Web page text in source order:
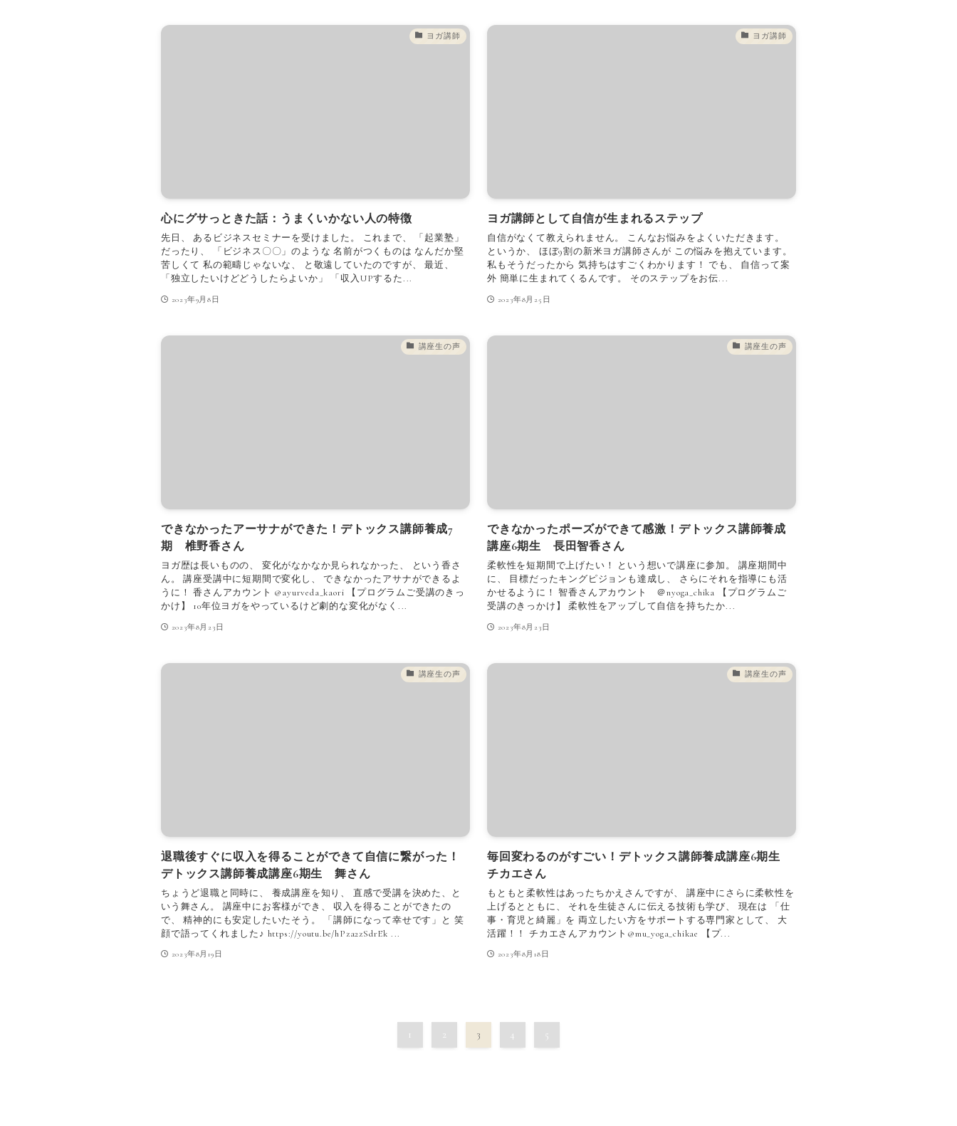
ヨガ講師
心にグサっときた話：うまくいかない人の特徴
先日、 あるビジネスセミナーを受けました。 これまで、 「起業塾」
だったり、 「ビジネス〇〇」のような 名前がつくものは なんだか堅
苦しくて 私の範疇じゃないな、 と敬遠していたのですが、 最近、
「独立したいけどどうしたらよいか」 「収入UPするた...
2023年9月8日
ヨガ講師
ヨガ講師として自信が生まれるステップ
自信がなくて教えられません。 こんなお悩みをよくいただきます。
というか、 ほぼ9割の新米ヨガ講師さんが この悩みを抱えています。
私もそうだったから 気持ちはすごくわかります！ でも、 自信って案
外 簡単に生まれてくるんです。 そのステップをお伝...
2023年8月25日
講座生の声
できなかったアーサナができた！デトックス講師養成7
期 椎野香さん
ヨガ歴は長いものの、 変化がなかなか見られなかった、 という香さ
ん。 講座受講中に短期間で変化し、 できなかったアサナができるよ
うに！ 香さんアカウント @ayurveda_kaori 【プログラムご受講のきっ
かけ】 10年位ヨガをやっているけど劇的な変化がなく...
2023年8月23日
講座生の声
できなかったポーズができて感激！デトックス講師養成
講座6期生 長田智香さん
柔軟性を短期間で上げたい！ という想いで講座に参加。 講座期間中
に、 目標だったキングピジョンも達成し、 さらにそれを指導にも活
かせるように！ 智香さんアカウント ＠nyoga_chika 【プログラムご
受講のきっかけ】 柔軟性をアップして自信を持ちたか...
2023年8月23日
講座生の声
退職後すぐに収入を得ることができて自信に繋がった！
デトックス講師養成講座6期生 舞さん
ちょうど退職と同時に、 養成講座を知り、 直感で受講を決めた、と
いう舞さん。 講座中にお客様ができ、 収入を得ることができたの
で、 精神的にも安定したいたそう。 「講師になって幸せです」と 笑
顔で語ってくれました♪ https://youtu.be/hPza2zSdrEk ...
2023年8月19日
講座生の声
毎回変わるのがすごい！デトックス講師養成講座6期生
チカエさん
もともと柔軟性はあったちかえさんですが、 講座中にさらに柔軟性を
上げるとともに、 それを生徒さんに伝える技術も学び、 現在は 「仕
事・育児と綺麗」を 両立したい方をサポートする専門家として、 大
活躍！！ チカエさんアカウント@mu_yoga_chikae 【プ...
2023年8月18日
1 2 3 4 5